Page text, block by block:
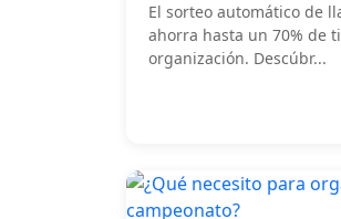
El sorteo automático de
ahorra hasta un 70% de
organización. Descúbr...